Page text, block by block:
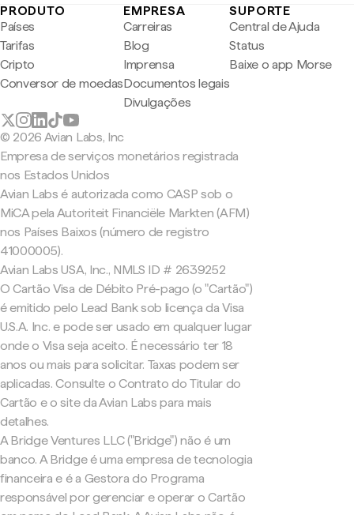
PRODUTO
Países
Tarifas
Cripto
Conversor de moedas
EMPRESA
Carreiras
Blog
Imprensa
Documentos legais
Divulgações
SUPORTE
Central de Ajuda
Status
Baixe o app Morse
© 2026 Avian Labs, Inc
Empresa de serviços monetários registrada
nos Estados Unidos
Avian Labs é autorizada como CASP sob o
MiCA pela Autoriteit Financiële Markten (AFM)
nos Países Baixos (número de registro
41000005).
Avian Labs USA, Inc., NMLS ID # 2639252
O Cartão Visa de Débito Pré-pago (o "Cartão")
é emitido pelo Lead Bank sob licença da Visa
U.S.A. Inc. e pode ser usado em qualquer lugar
onde o Visa seja aceito. É necessário ter 18
anos ou mais para solicitar. Taxas podem ser
aplicadas. Consulte o Contrato do Titular do
Cartão e o site da Avian Labs para mais
detalhes.
A Bridge Ventures LLC ("Bridge") não é um
banco. A Bridge é uma empresa de tecnologia
financeira e é a Gestora do Programa
responsável por gerenciar e operar o Cartão